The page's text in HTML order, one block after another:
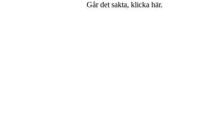
Går det sakta, klicka här.